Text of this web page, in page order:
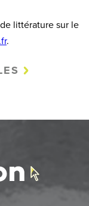
littérature sur le
.